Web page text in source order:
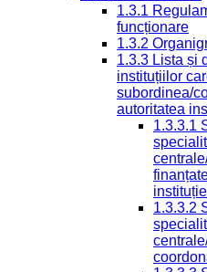
1.3.1
funcționare
1.3.2
1.3.3 Lista și
instituțiilor
subordinea/
autoritatea
1.3.3.1
1.3.3.2